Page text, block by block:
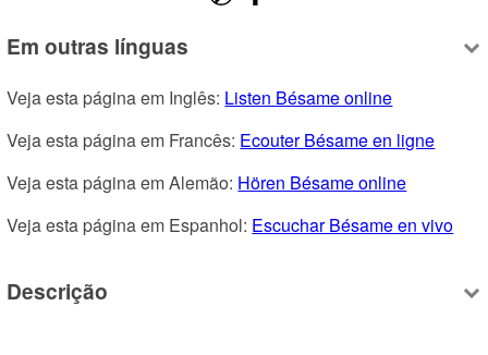
Em outras línguas
Veja esta página em Inglês: Listen Bésame online
Veja esta página em Francês: Ecouter Bésame en ligne
Veja esta página em Alemão: Hören Bésame online
Veja esta página em Espanhol: Escuchar Bésame en vivo
Descrição